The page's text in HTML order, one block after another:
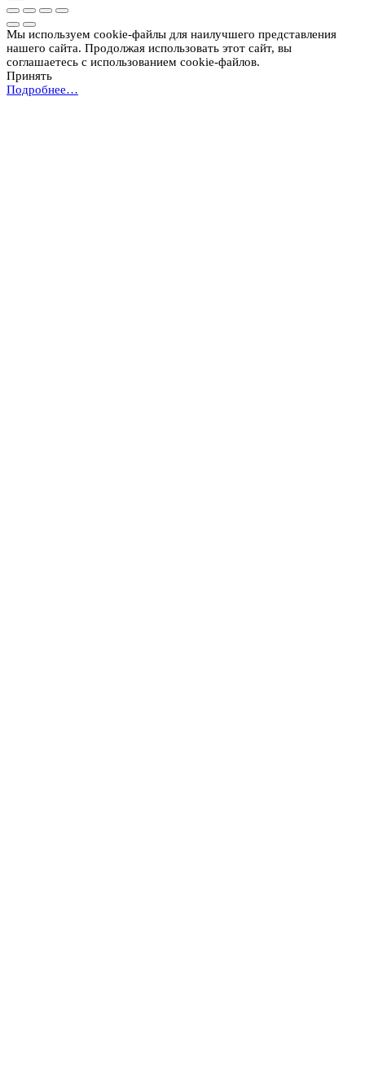
Мы используем cookie-файлы для наилучшего представления
нашего сайта. Продолжая использовать этот сайт, вы
соглашаетесь с использованием cookie-файлов.
Принять
Подробнее…